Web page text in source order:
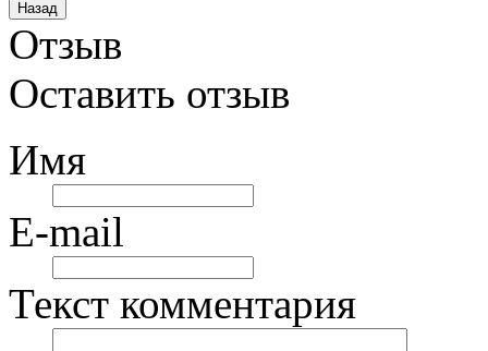
Отзыв
Оставить отзыв
Имя
E-mail
Текст комментария